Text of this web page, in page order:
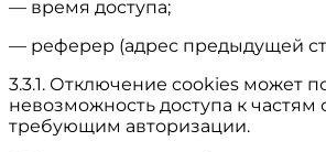
— время доступа;
— реферер (адрес предыдущей
3.3.1. Отключение cookies может
невозможность доступа к частям
требующим авторизации.